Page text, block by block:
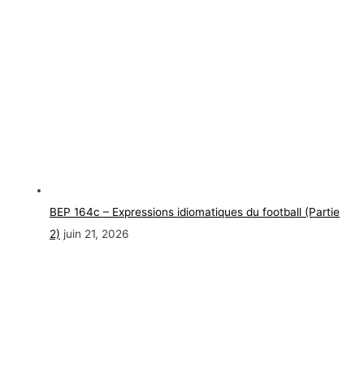
BEP 164c – Expressions idiomatiques du football (Partie
2) juin 21, 2026